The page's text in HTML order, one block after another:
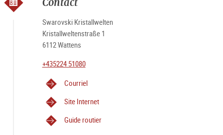
Swarovski Kristallwelten
Kristallweltenstraße 1
6112 Wattens
+435224 51080
Courriel
Site Internet
Guide routier